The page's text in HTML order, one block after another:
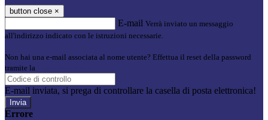
button close ×
E-mail Verrà inviato un messaggio
all'indirizzo indicato con le istruzioni necessarie.
Non hai una e-mail associata al nome utente? Effettua il reset della password
tramite la
E-mail inviata, si prega di controllare la casella di posta elettronica!
Errore